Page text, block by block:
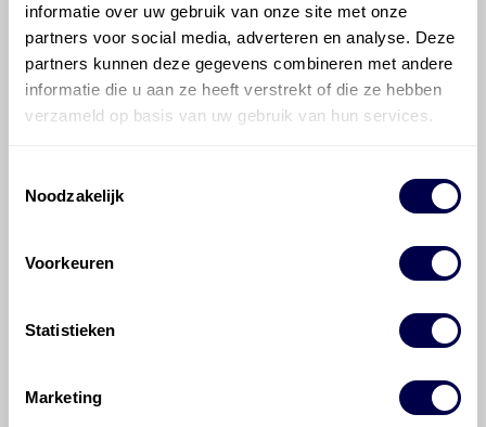
informatie over uw gebruik van onze site met onze
partners voor social media, adverteren en analyse. Deze
partners kunnen deze gegevens combineren met andere
informatie die u aan ze heeft verstrekt of die ze hebben
verzameld op basis van uw gebruik van hun services.
Noodzakelijk
Voorkeuren
Statistieken
Marketing
©OlyslagerAlle rechten voorbehouden. Deze
informatie mag noch geheel noch gedeeltelijk worden
gereproduceerd, opgeslagen in een database of op
voorafgaande schriftelijke toestemming van Olyslager
om ervoor te zorgen dat deze gegevens zo accuraat
en compleet mogelijk zijn, wordt geen
wettelijke verplichting bestaat, voor schade of verlies
veroorzaakt door fouten of omissies in de verstrekte
raadplegen en te gebruiken erkent de gebruiker dat
hij/zij de ervaring, de kennis en het vermogen heeft
veilige en verantwoorde manier uit te voeren. Hij/zij
vrijwaart en indemniseert de uitgever en
Den Hartog